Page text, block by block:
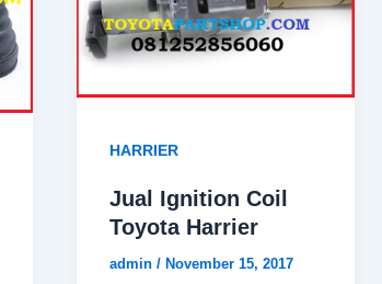
HARRIER
Jual Ignition Coil
Toyota Harrier
admin/ November 15, 2017